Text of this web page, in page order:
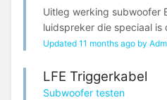
Uitleg werking subwoofer
luidspreker die speciaal
Updated 11 months ago by
LFE Triggerkabel
Subwoofer testen